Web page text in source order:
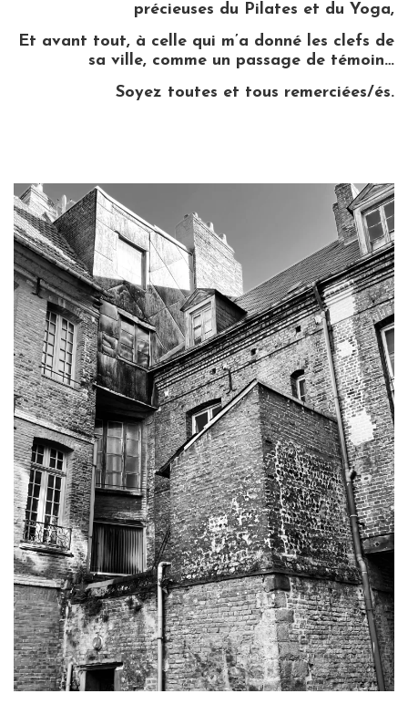
précieuses du Pilates et du Yoga,
Et avant tout, à celle qui m’a donné les clefs de
sa ville, comme un passage de témoin…
Soyez toutes et tous remerciées/és.